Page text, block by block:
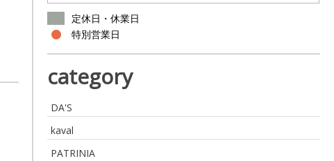
定休日・休業日
特別営業日
category
DA'S
kaval
PATRINIA